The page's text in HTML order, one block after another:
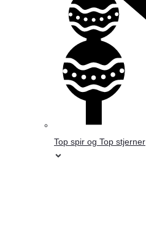
Top spir og Top stjerner